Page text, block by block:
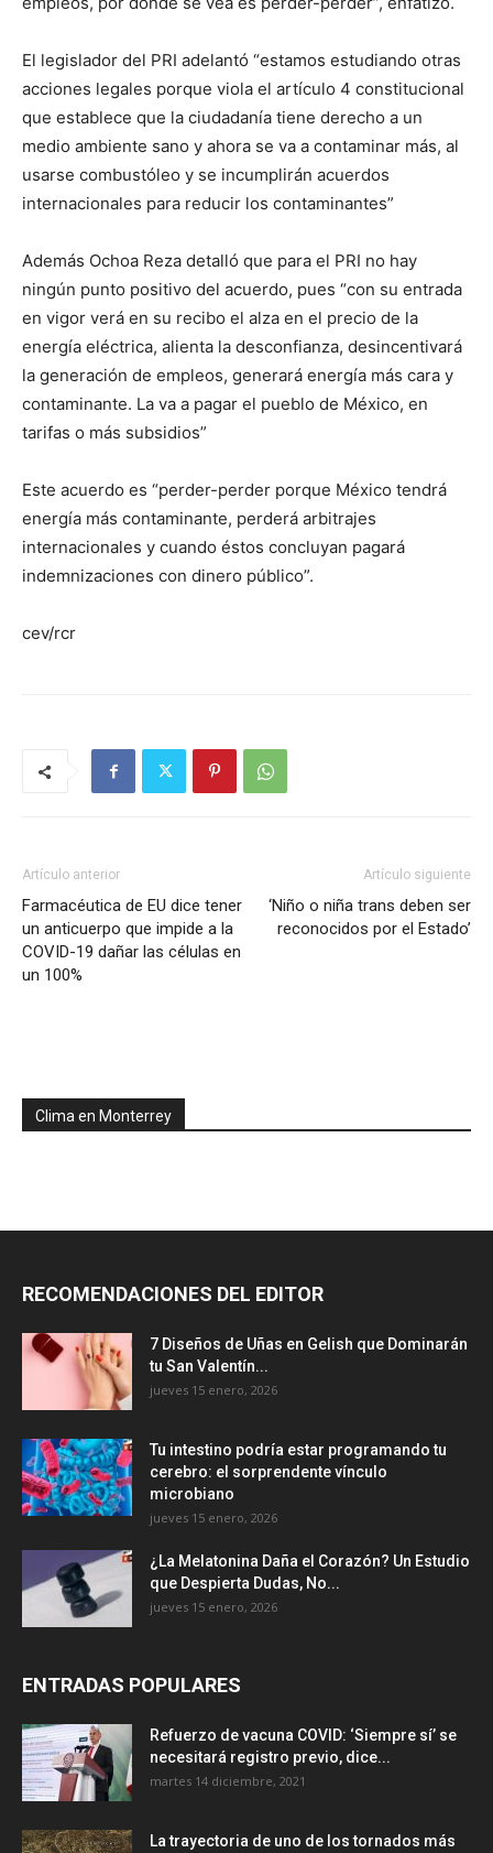
El legislador del PRI adelantó “estamos estudiando otras
acciones legales porque viola el artículo 4 constitucional
que establece que la ciudadanía tiene derecho a un
medio ambiente sano y ahora se va a contaminar más, al
usarse combustóleo y se incumplirán acuerdos
internacionales para reducir los contaminantes”
Además Ochoa Reza detalló que para el PRI no hay
ningún punto positivo del acuerdo, pues “con su entrada
en vigor verá en su recibo el alza en el precio de la
energía eléctrica, alienta la desconfianza, desincentivará
la generación de empleos, generará energía más cara y
contaminante. La va a pagar el pueblo de México, en
tarifas o más subsidios”
Este acuerdo es “perder-perder porque México tendrá
energía más contaminante, perderá arbitrajes
internacionales y cuando éstos concluyan pagará
indemnizaciones con dinero público”.
cev/rcr
Artículo anterior
Farmacéutica de EU dice tener
un anticuerpo que impide a la
COVID-19 dañar las células en
un 100%
Artículo siguiente
‘Niño o niña trans deben ser
reconocidos por el Estado’
Clima en Monterrey
RECOMENDACIONES DEL EDITOR
7 Diseños de Uñas en Gelish que Dominarán
tu San Valentín...
jueves 15 enero, 2026
Tu intestino podría estar programando tu
cerebro: el sorprendente vínculo
microbiano
jueves 15 enero, 2026
¿La Melatonina Daña el Corazón? Un Estudio
que Despierta Dudas, No...
jueves 15 enero, 2026
ENTRADAS POPULARES
Refuerzo de vacuna COVID: ‘Siempre sí’ se
necesitará registro previo, dice...
martes 14 diciembre, 2021
La trayectoria de uno de los tornados más